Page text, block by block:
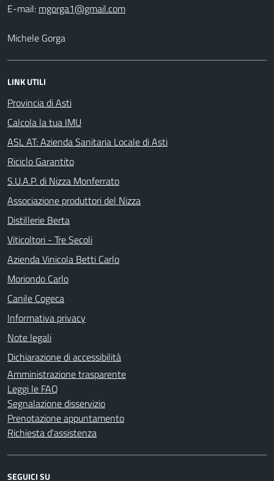
E-mail:
Michele Gorga
LINK UTILI
Provincia di Asti
Calcola la tua IMU
ASL AT: Azienda Sanitaria Locale di Asti
Riciclo Garantito
S.U.A.P. di Nizza Monferrato
Associazione produttori del Nizza
Distillerie Berta
Viticoltori - Tre Secoli
Azienda Vinicola Betti Carlo
Moriondo Carlo
Canile Cogeca
Informativa privacy
Note legali
Dichiarazione di accessibilità
Amministrazione trasparente
Leggi le FAQ
Segnalazione disservizio
Prenotazione appuntamento
Richiesta d'assistenza
SEGUICI SU